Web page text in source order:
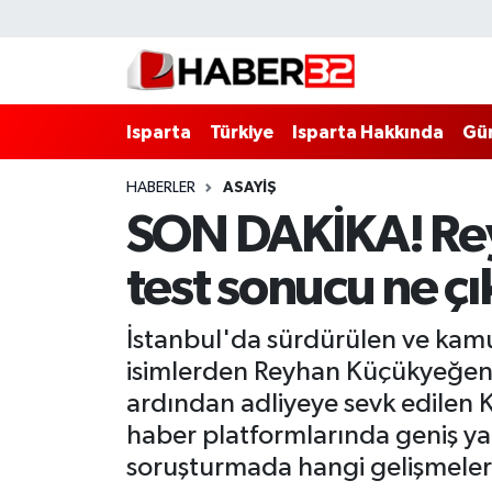
Isparta Türkiye Isparta Hakkında
HABERLER ASAYİŞ
SON DAKİKA!
test sonucu ne
İstanbul'da sürdürülen ve
isimlerden Reyhan
ardından adliyeye sevk edilen
haber platformlarında geniş
soruşturmada hangi gelişmeler
Isparta Hakkında
Esnaf Diyor ki;
BİLİM VE TEKNOLOJİ
Isparta Nöbetçi Eczaneler
Isparta Hava Durumu
Isparta Trafik Yoğunluk Haritası
Süper Lig Puan Durumu ve Fikstür
Tüm Manşetler
Son Dakika Haberleri